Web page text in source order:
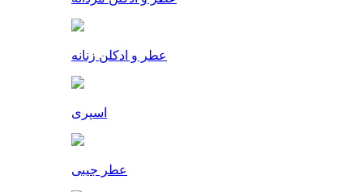
عطر و ادکلن زنانه
اسپری
عطر جیبی